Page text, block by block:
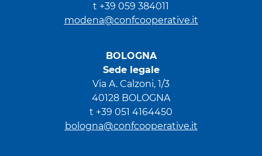
t +39 059 384011
modena@confcooperative.it
BOLOGNA
Sede legale
Via A. Calzoni, 1/3
40128 BOLOGNA
t +39 051 4164450
bologna@confcooperative.it